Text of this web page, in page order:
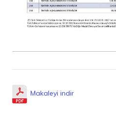
Makaleyi indir